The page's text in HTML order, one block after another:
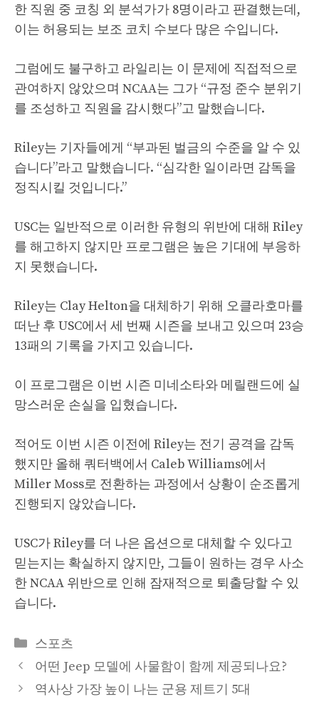
한 직원 중 코칭 외 분석가가 8명이라고 판결했는데,
이는 허용되는 보조 코치 수보다 많은 수입니다.
그럼에도 불구하고 라일리는 이 문제에 직접적으로
관여하지 않았으며 NCAA는 그가 “규정 준수 분위기
를 조성하고 직원을 감시했다”고 말했습니다.
Riley는 기자들에게 “부과된 벌금의 수준을 알 수 있
습니다”라고 말했습니다. “심각한 일이라면 감독을
정직시킬 것입니다.”
USC는 일반적으로 이러한 유형의 위반에 대해 Riley
를 해고하지 않지만 프로그램은 높은 기대에 부응하
지 못했습니다.
Riley는 Clay Helton을 대체하기 위해 오클라호마를
떠난 후 USC에서 세 번째 시즌을 보내고 있으며 23승
13패의 기록을 가지고 있습니다.
이 프로그램은 이번 시즌 미네소타와 메릴랜드에 실
망스러운 손실을 입혔습니다.
적어도 이번 시즌 이전에 Riley는 전기 공격을 감독
했지만 올해 쿼터백에서 Caleb Williams에서
Miller Moss로 전환하는 과정에서 상황이 순조롭게
진행되지 않았습니다.
USC가 Riley를 더 나은 옵션으로 대체할 수 있다고
믿는지는 확실하지 않지만, 그들이 원하는 경우 사소
한 NCAA 위반으로 인해 잠재적으로 퇴출당할 수 있
습니다.
Categories
스포츠
어떤 Jeep 모델에 사물함이 함께 제공되나요?
역사상 가장 높이 나는 군용 제트기 5대